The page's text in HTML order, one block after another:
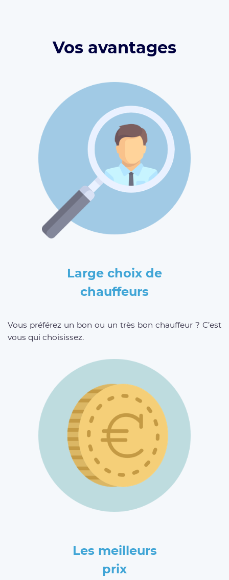
Vos avantages
Large choix de
chauffeurs
Vous préférez un bon ou un très bon chauffeur ? C’est
vous qui choisissez.
Les meilleurs
prix